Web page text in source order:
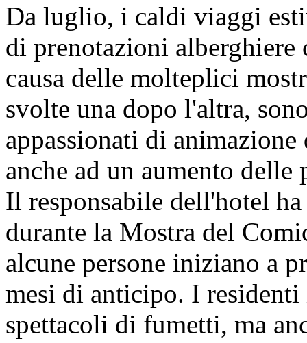
Da luglio, i caldi viaggi
di prenotazioni alberghiere
causa delle molteplici
svolte una dopo l'altra,
appassionati di
anche ad un aumento
Il responsabile dell'hotel
durante la Mostra del
alcune persone iniziano a
mesi di anticipo. I
spettacoli di fumetti, ma